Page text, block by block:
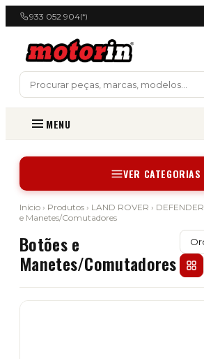
933 052 904(*)
MENU
VER CATEGORIAS
Início › Produtos › LAND ROVER › DEFENDER
e Manetes/Comutadores
Botões e
Manetes/Comutadores